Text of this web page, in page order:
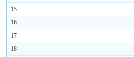
15
16
17
18